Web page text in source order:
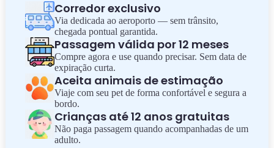
Corredor exclusivo
Via dedicada ao aeroporto — sem trânsito,
chegada pontual garantida.
Passagem válida por 12 meses
Compre agora e use quando precisar. Sem data de
expiração curta.
Aceita animais de estimação
Viaje com seu pet de forma confortável e segura a
bordo.
Crianças até 12 anos gratuitas
Não paga passagem quando acompanhadas de um
adulto.